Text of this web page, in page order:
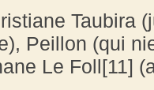
Taubira
Peillon (qui
Le Foll[11]